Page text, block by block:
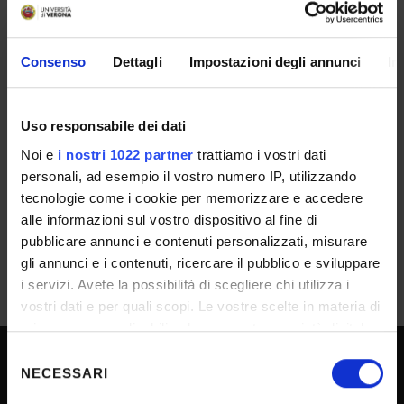
Consenso Dettagli Impostazioni degli annunci
Uso responsabile dei dati
Noi e i nostri 1022 partner trattiamo i vostri dati
personali, ad esempio il vostro numero IP, utilizzando
tecnologie come i cookie per memorizzare e accedere
alle informazioni sul vostro dispositivo al fine di
pubblicare annunci e contenuti personalizzati, misurare
gli annunci e i contenuti, ricercare il pubblico e sviluppare
i servizi. Avete la possibilità di scegliere chi utilizza i
vostri dati e per quali scopi. Le vostre scelte in materia di
privacy sono applicabili solo su questa proprietà digitale
modificare o revocare il proprio consenso in qualsiasi
momento dalla Dichiarazione sui cookie o facendo clic
delNECESSARI
24-feb-2025
Dipartimento
Informatica
Approvazione atti e graduatoria
IT | 285Kb
SPORTELLO ATENEO